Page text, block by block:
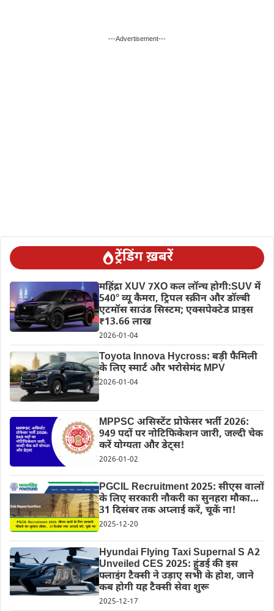
---Advertisement---
ट्रेंडिंग ख़बरें
महिंद्रा XUV 7XO कल लॉन्च होगी:SUV में
540° व्यू कैमरा, ट्रिपल स्क्रीन और डॉल्बी
एटमॉस साउंड सिस्टम; एक्सपेक्टेड प्राइस
₹13.66 लाख
2026-01-04
Toyota Innova Hycross: बड़ी फैमिली
के लिए स्मार्ट और भरोसेमंद MPV
2026-01-04
MPPSC असिस्टेंट प्रोफेसर भर्ती 2026:
949 पदों पर नोटिफिकेशन जारी, जल्दी चेक
करें योग्यता और डेट्स!
2026-01-02
PGCIL Recruitment 2025: सीएस वालों
के लिए सरकारी नौकरी का सुनहरा मौका…
31 दिसंबर तक अप्लाई करें, चूकें ना!
2025-12-20
Hyundai Flying Taxi Supernal S A2
Unveiled CES 2025: हुंडई की इस
फ्लाइंग टैक्सी ने उड़ाए सभी के होश, जाने
कब होगी यह टैक्सी सेवा शुरू
2025-12-17